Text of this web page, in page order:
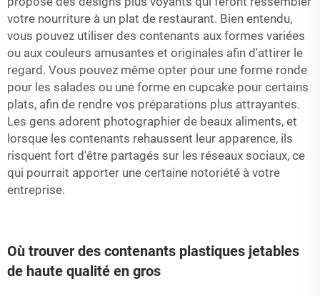
votre nourriture à un plat de restaurant. Bien entendu,
vous pouvez utiliser des contenants aux formes variées
ou aux couleurs amusantes et originales afin d'attirer le
regard. Vous pouvez même opter pour une forme ronde
pour les salades ou une forme en cupcake pour certains
plats, afin de rendre vos préparations plus attrayantes.
Les gens adorent photographier de beaux aliments, et
lorsque les contenants rehaussent leur apparence, ils
risquent fort d'être partagés sur les réseaux sociaux, ce
qui pourrait apporter une certaine notoriété à votre
entreprise.
Où trouver des contenants plastiques jetables
de haute qualité en gros